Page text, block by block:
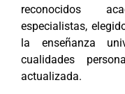
reconocidos
especialistas,
la enseñanza
cualidades
actualizada.